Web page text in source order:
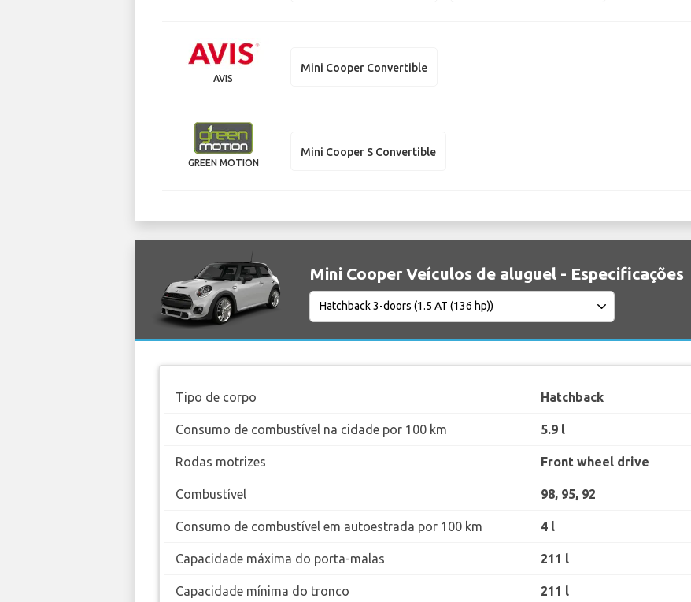
AVIS
Mini Cooper Convertible
GREEN MOTION
Mini Cooper S Convertible
Mini Cooper Veículos de aluguel - Especificações
Tipo de corpo Hatchback
Consumo de combustível na cidade por 100 km 5.9 l
Rodas motrizes Front wheel drive
Combustível 98, 95, 92
Consumo de combustível em autoestrada por 100 km 4 l
Capacidade máxima do porta-malas 211 l
Capacidade mínima do tronco 211 l